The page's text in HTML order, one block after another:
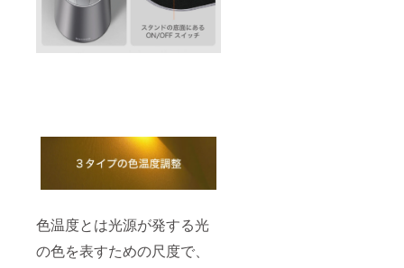
色温度とは光源が発する光
の色を表すための尺度で、